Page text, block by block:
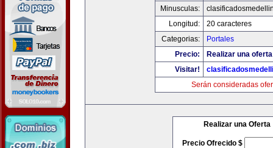
Minusculas:
Longitud:
20 caracteres
Categorias:
Portales
Precio:
Realizar una
Visitar!
Serán consideradas
Realizar una Oferta
Precio Ofrecido $